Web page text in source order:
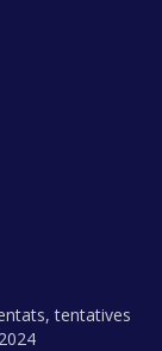
tentatives